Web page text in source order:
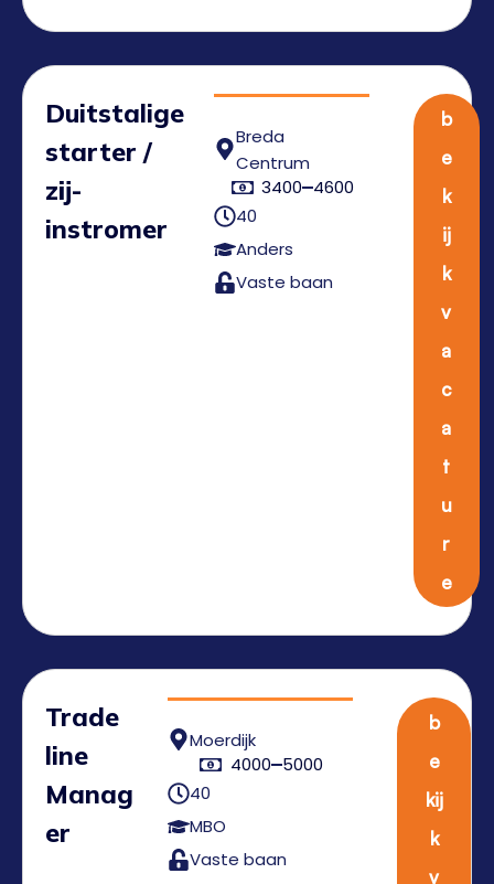
Duitstalige
starter /
zij-
instromer
Breda
Centrum
3400 4600
40
Anders
Vaste baan
b
e
k
ij
k
v
a
c
a
t
u
r
e
Trade
line
Manag
er
Moerdijk
4000 5000
40
MBO
Vaste baan
b
e
kij
k
v